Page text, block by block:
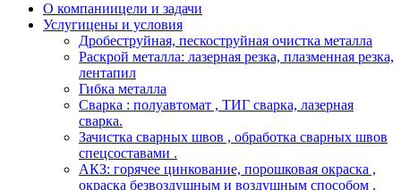
О компаниицели и задачи
Услугицены и условия
Дробеструйная, пескоструйная очистка металла
Раскрой металла: лазерная резка, плазменная резка,
лентапил
Гибка металла
Сварка : полуавтомат , ТИГ сварка, лазерная
сварка.
Зачистка сварных швов , обработка сварных швов
спецсоставами .
АКЗ: горячее цинкование, порошковая окраска ,
окраска безвоздушным и воздушным способом ,